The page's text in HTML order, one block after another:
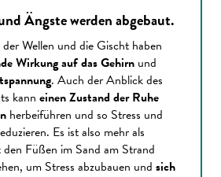
Ängste werden abgebaut.
Wellen und die Gischt haben
Wirkung auf das Gehirn und
. Auch der Anblick des
kann einen Zustand der Ruhe
herbeiführen und so Stress und
Es ist also mehr als
Füßen im Sand am Strand
um Stress abzubauen und sich